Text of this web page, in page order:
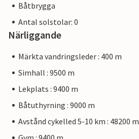
Båtbrygga
Antal solstolar: 0
Närliggande
Märkta vandringsleder : 400 m
Simhall : 9500 m
Lekplats : 9400 m
Båtuthyrning : 9000 m
Avstånd cykelled 5-10 km : 48200 m